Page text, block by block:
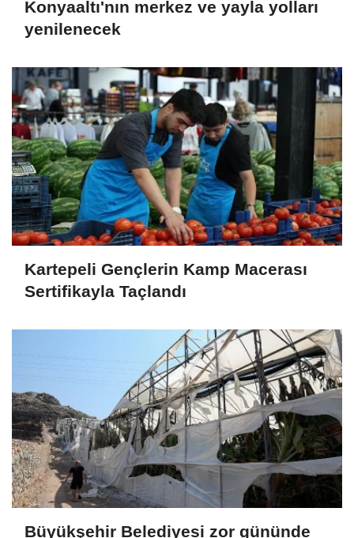
Konyaaltı'nın merkez ve yayla yolları
yenilenecek
Kartepeli Gençlerin Kamp Macerası
Sertifikayla Taçlandı
Büyükşehir Belediyesi zor gününde